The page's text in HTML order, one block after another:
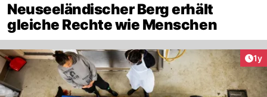
Neuseeländischer Berg erhält
gleiche Rechte wie Menschen
1y